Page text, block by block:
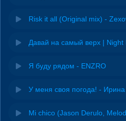
Risk it all (Original mix) -
Давай на самый верх |
Я буду рядом - ENZRO
У меня своя погода! - Ирина